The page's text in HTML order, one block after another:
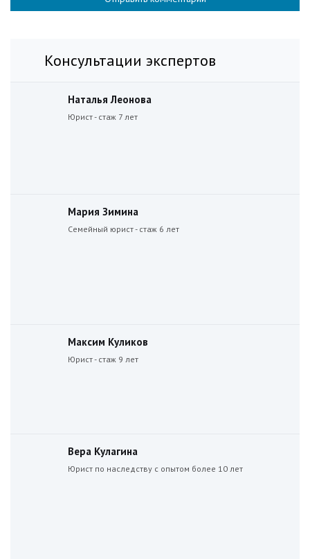
Консультации экспертов
Наталья Леонова
Юрист - стаж 7 лет
Мария Зимина
Семейный юрист - стаж 6 лет
Максим Куликов
Юрист - стаж 9 лет
Вера Кулагина
Юрист по наследству с опытом более 10 лет